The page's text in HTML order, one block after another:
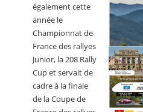
également cette
année le
Championnat de
France des rallyes
Junior, la 208 Rally
Cup et servait de
cadre à la finale
de la Coupe de